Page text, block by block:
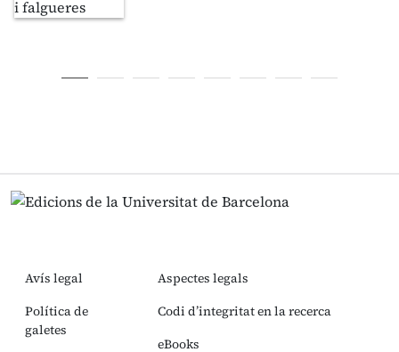
Avís legal
Política de
galetes
Aspectes legals
Codi d’integritat en la recerca
eBooks